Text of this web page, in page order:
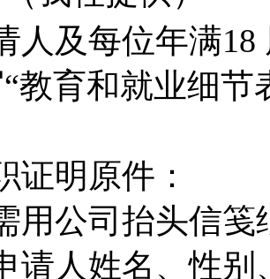
人及每位年满
教育和就业细
证明原件：
用公司抬头信笺
请人姓名、性